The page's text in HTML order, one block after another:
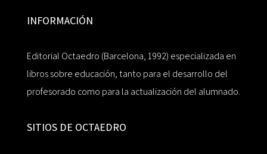
INFORMACIÓN
Editorial Octaedro (Barcelona, 1992) especializada en
libros sobre educación, tanto para el desarrollo del
profesorado como para la actualización del alumnado.
SITIOS DE OCTAEDRO